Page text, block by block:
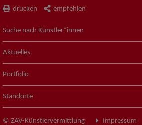
drucken empfehlen
Suche nach Künstler*innen
Aktuelles
Portfolio
Standorte
© ZAV-Künstlervermittlung Impressum